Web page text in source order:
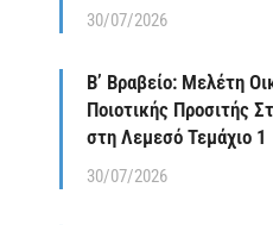
30/07/2026
Β’ Βραβείο: Μελέτη
Ποιοτικής Προσιτής
στη Λεμεσό Τεμάχιο 1
30/07/2026